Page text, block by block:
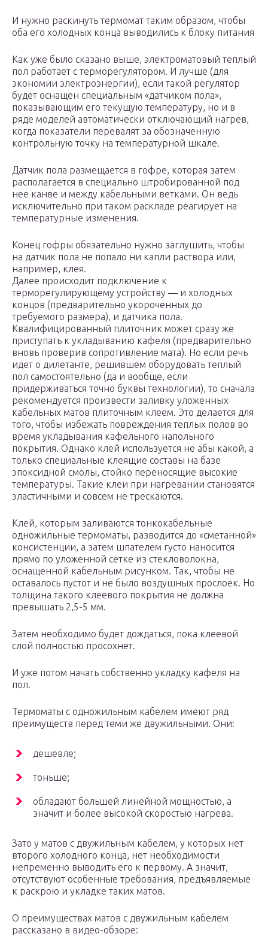
И нужно раскинуть термомат таким образом, чтобы
оба его холодных конца выводились к блоку питания
Как уже было сказано выше, электроматовый теплый
пол работает с терморегулятором. И лучше (для
экономии электроэнергии), если такой регулятор
будет оснащен специальным «датчиком пола»,
показывающим его текущую температуру, но и в
ряде моделей автоматически отключающий нагрев,
когда показатели перевалят за обозначенную
контрольную точку на температурной шкале.
Датчик пола размещается в гофре, которая затем
располагается в специально штробированной под
нее канве и между кабельными ветками. Он ведь
исключительно при таком раскладе реагирует на
температурные изменения.
Конец гофры обязательно нужно заглушить, чтобы
на датчик пола не попало ни капли раствора или,
например, клея.
Далее происходит подключение к
терморегулирующему устройству — и холодных
концов (предварительно укороченных до
требуемого размера), и датчика пола.
Квалифицированный плиточник может сразу же
приступать к укладыванию кафеля (предварительно
вновь проверив сопротивление мата). Но если речь
идет о дилетанте, решившем оборудовать теплый
пол самостоятельно (да и вообще, если
придерживаться точно буквы технологии), то сначала
рекомендуется произвести заливку уложенных
кабельных матов плиточным клеем. Это делается для
того, чтобы избежать повреждения теплых полов во
время укладывания кафельного напольного
покрытия. Однако клей используется не абы какой, а
только специальные клеящие составы на базе
эпоксидной смолы, стойко переносящие высокие
температуры. Такие клеи при нагревании становятся
эластичными и совсем не трескаются.
Клей, которым заливаются тонкокабельные
одножильные термоматы, разводится до «сметанной»
консистенции, а затем шпателем густо наносится
прямо по уложенной сетке из стекловолокна,
оснащенной кабельным рисунком. Так, чтобы не
оставалось пустот и не было воздушных прослоек. Но
толщина такого клеевого покрытия не должна
превышать 2,5-5 мм.
Затем необходимо будет дождаться, пока клеевой
слой полностью просохнет.
И уже потом начать собственно укладку кафеля на
пол.
Термоматы с одножильным кабелем имеют ряд
преимуществ перед теми же двужильными. Они:
дешевле;
тоньше;
обладают большей линейной мощностью, а
значит и более высокой скоростью нагрева.
Зато у матов с двужильным кабелем, у которых нет
второго холодного конца, нет необходимости
непременно выводить его к первому. А значит,
отсутствуют особенные требования, предъявляемые
к раскрою и укладке таких матов.
О преимуществах матов с двужильным кабелем
рассказано в видео-обзоре: